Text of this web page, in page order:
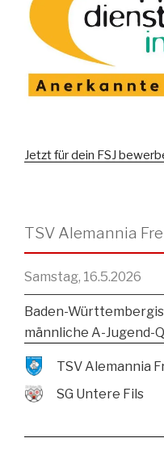
Jetzt für dein FSJ
TSV Alemannia
Samstag, 16.5.2026
Baden-
männliche A-Jugend-
SG Untere Fils